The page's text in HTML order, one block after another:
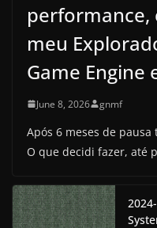
performance,
meu
Game Engine
June 8, 2026 gnmf
Após 6 meses de
O que decidi fazer, até